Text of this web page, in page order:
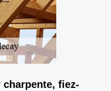
charpente, fiez-